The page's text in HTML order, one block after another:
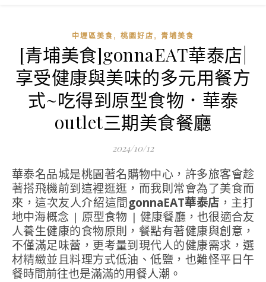
中壢區美食 , 桃園好店 , 青埔美食
[青埔美食]gonnaEAT華泰店|
享受健康與美味的多元用餐方
式~吃得到原型食物．華泰
outlet三期美食餐廳
2024/10/12
華泰名品城是桃園著名購物中心，許多旅客會趁
著搭飛機前到這裡逛逛，而我則常會為了美食而
來，這次友人介紹這間gonnaEAT華泰店 ，主打
地中海概念 | 原型食物 | 健康餐廳，也很適合友
人養生健康的食物原則，餐點有著健康與創意，
不僅滿足味蕾，更考量到現代人的健康需求，選
材精緻並且料理方式低油、低鹽，也難怪平日午
餐時間前往也是滿滿的用餐人潮。